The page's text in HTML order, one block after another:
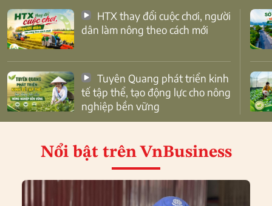
dân làm nông theo cách mới
tế tập thể, tạo động lực cho nông
nghiệp bền vững
Nổi bật trên VnBusiness